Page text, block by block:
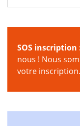
SOS inscription
nous ! Nous
votre inscription.